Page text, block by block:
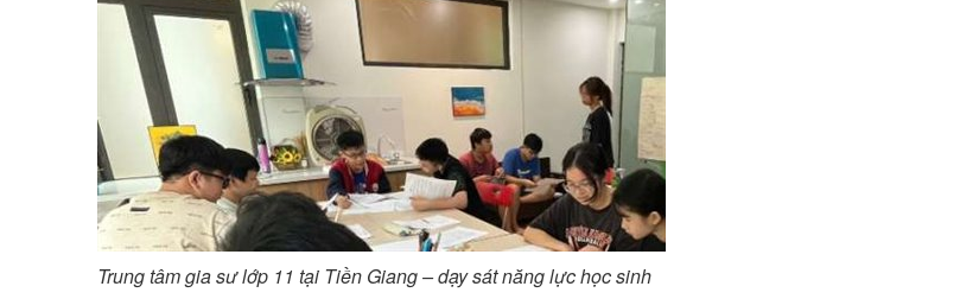
Trung tâm gia sư lớp 11 tại Tiền Giang – dạy sát năng lực học sinh